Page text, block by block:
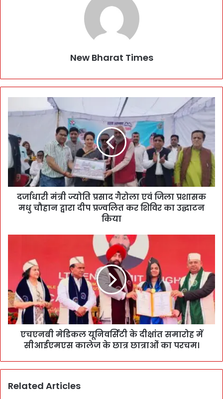
New Bharat Times
दर्जाधारी मंत्री ज्योति प्रसाद गैरोला एवं जिला प्रशासक
मधु चौहान द्वारा दीप प्रज्वलित कर शिविर का उद्घाटन
किया
एचएनबी मेडिकल यूनिवर्सिटी के दीक्षांत समारोह में
सीआईएमएस कालेज के छात्र छात्राओं का परचम।
Related Articles